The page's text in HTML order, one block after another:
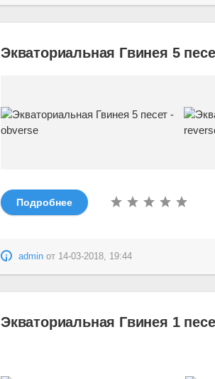
Экваториальная Гвинея 5
Подробнее
admin от 14-03-2018, 19:44
Экваториальная Гвинея 1